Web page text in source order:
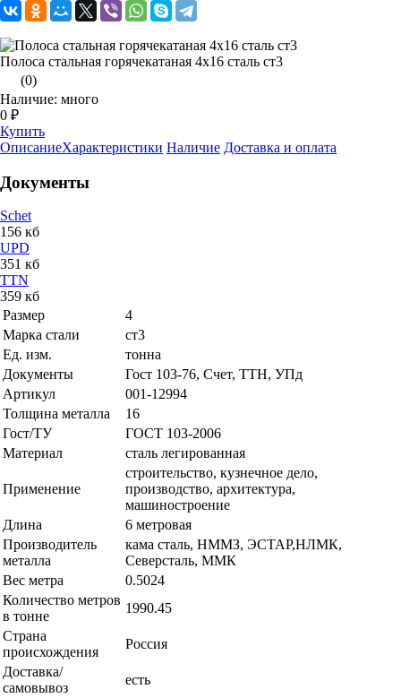
Полоса стальная горячекатаная 4х16 сталь ст3
(0)
Наличие: много
0 ₽
Купить
ОписаниеХарактеристики Наличие Доставка и оплата
Документы
Schet
156 кб
UPD
351 кб
TTN
359 кб
Размер
4
Марка стали
ст3
Ед. изм.
тонна
Документы
Гост 103-76, Счет, ТТН, УПд
Артикул
001-12994
Толщина металла
16
Гост/ТУ
ГОСТ 103-2006
Материал
сталь легированная
Применение
строительство, кузнечное дело,
производство, архитектура,
машиностроение
Длина
6 метровая
Производитель
металла
кама сталь, НММЗ, ЭСТАР,НЛМК,
Северсталь, ММК
Вес метра
0.5024
Количество метров
в тонне
1990.45
Страна
происхождения
Россия
Доставка/
самовывоз
есть